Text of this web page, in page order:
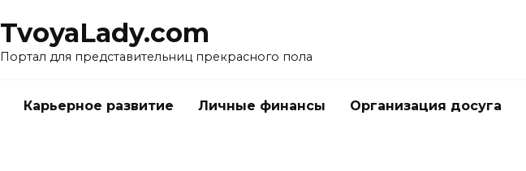
TvoyaLady.com
Портал для представительниц прекрасного пола
Карьерное развитие Личные финансы Организация досуга